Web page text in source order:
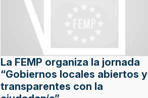
La FEMP organiza la jornada
“Gobiernos locales abiertos y
transparentes con la